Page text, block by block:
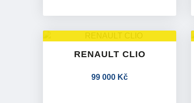
RENAULT CLIO
99 000 Kč